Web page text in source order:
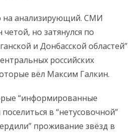
на анализирующий. СМИ
но затянулся по
и Донбасской областей”
российских
вёл Максим Галкин.
“информированные
в “нетусовочной”
проживание звёзд в